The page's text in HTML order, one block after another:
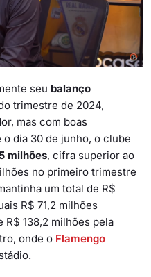
seu balanço
trimestre de 2024,
mas com boas
dia 30 de junho, o clube
milhões, cifra superior ao
no primeiro trimestre
um total de R$
R$ 71,2 milhões
R$ 138,2 milhões pela
onde o Flamengo